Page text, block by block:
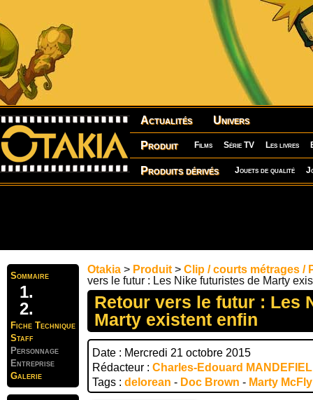
Actualités Univers
Produit Films Série TV Les livres
Produits dérivés Jouets de qualité
Sommaire
Fiche Technique
Staff
Personnage
Entreprise
Galerie
Otakia > Produit > Clip / courts métrages /
vers le futur : Les Nike futuristes de Marty
Retour vers le futur : Les
Marty existent enfin
Date : Mercredi 21 octobre 2015
Rédacteur : Charles-Edouard
Tags : delorean - Doc Brown - Marty McFly